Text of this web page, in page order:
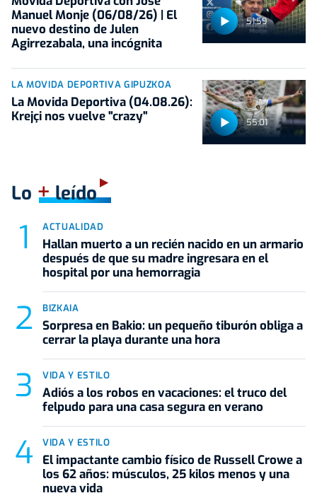
51:59
Manuel Monje (06/08/26) | El
nuevo destino de Julen
Agirrezabala, una incógnita
55:01
LA MOVIDA DEPORTIVA GIPUZKOA
La Movida Deportiva (04.08.26):
Krejçi nos vuelve "crazy"
Lo +leído
ACTUALIDAD
Hallan muerto a un recién nacido en un armario
después de que su madre ingresara en el
hospital por una hemorragia
BIZKAIA
Sorpresa en Bakio: un pequeño tiburón obliga a
cerrar la playa durante una hora
VIDA Y ESTILO
Adiós a los robos en vacaciones: el truco del
felpudo para una casa segura en verano
VIDA Y ESTILO
El impactante cambio físico de Russell Crowe a
los 62 años: músculos, 25 kilos menos y una
nueva vida